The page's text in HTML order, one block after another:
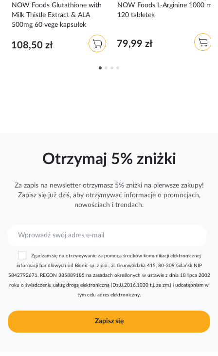
NOW Foods Glutathione with
Milk Thistle Extract & ALA
500mg 60 vege kapsułek
108,50 zł
NOW Foods L-Arginine 1000 mg
120 tabletek
79,99 zł
Otrzymaj 5% zniżki
Za zapis na newsletter otrzymasz 5% zniżki na pierwsze zakupy!
Zapisz się już dziś, aby otrzymywać informacjeo promocjach,
nowościach i trendach.
r
y
j
n
Zapisz się
Zgadzam się na otrzymywanie za pomocą środków komunikacji elektronicznej
informacji handlowych od Bionic sp. z o.o., al. Grunwaldzka 415, 80-309 Gdańsk NIP
5842792671, REGON 385889185 na zasadach określonych w ustawie z dnia 18 lipca 2002
roku o świadczeniu usług drogą elektroniczną (Dz.U.2016.1030 t.j. ze zm.) i udostępniam w
tym celu adres elektroniczny.